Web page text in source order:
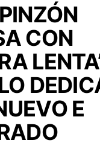
CON
E